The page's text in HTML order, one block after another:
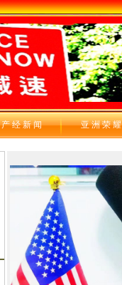
产 经 新 闻 亚 洲 荣 耀